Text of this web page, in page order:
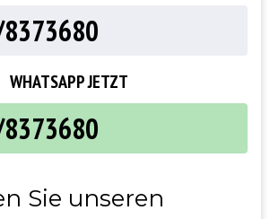
WHATSAPP JETZT
Sie unseren